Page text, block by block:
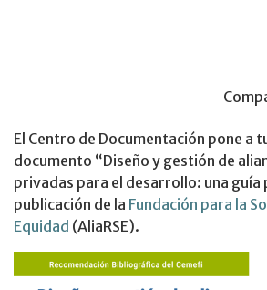
El Centro de Documentación pone a
documento “Diseño y gestión de
privadas para el desarrollo: una guía
publicación de la Fundación para la
Equidad (AliaRSE).